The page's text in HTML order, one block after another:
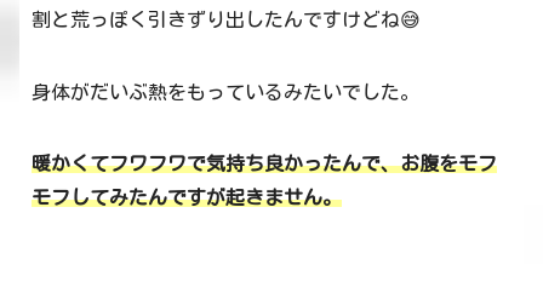
割と荒っぽく引きずり出したんですけどね😅
身体がだいぶ熱をもっているみたいでした。
暖かくてフワフワで気持ち良かったんで、お腹をモフ
モフしてみたんですが起きません。